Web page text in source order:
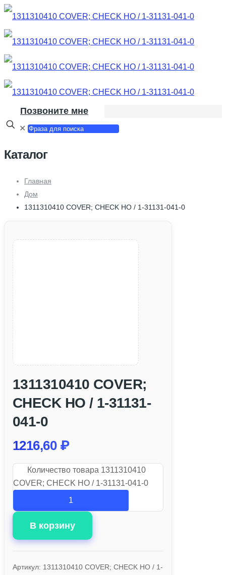
Позвоните мне
✕
Каталог
Главная
Дом
1311310410 COVER; CHECK HO / 1-31131-041-0
1311310410 COVER;
CHECK HO / 1-31131-
041-0
1216,60 ₽
Количество товара 1311310410
COVER; CHECK HO / 1-31131-041-0
В корзину
Артикул: 1311310410 COVER; CHECK HO / 1-